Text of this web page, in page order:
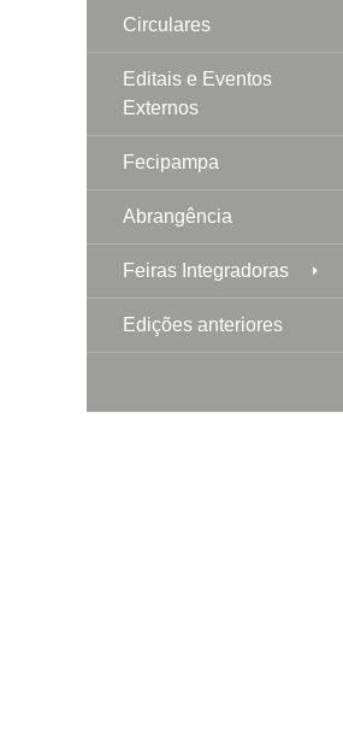
Circulares
Editais e Eventos
Externos
Fecipampa
Abrangência
Feiras Integradoras
Edições anteriores